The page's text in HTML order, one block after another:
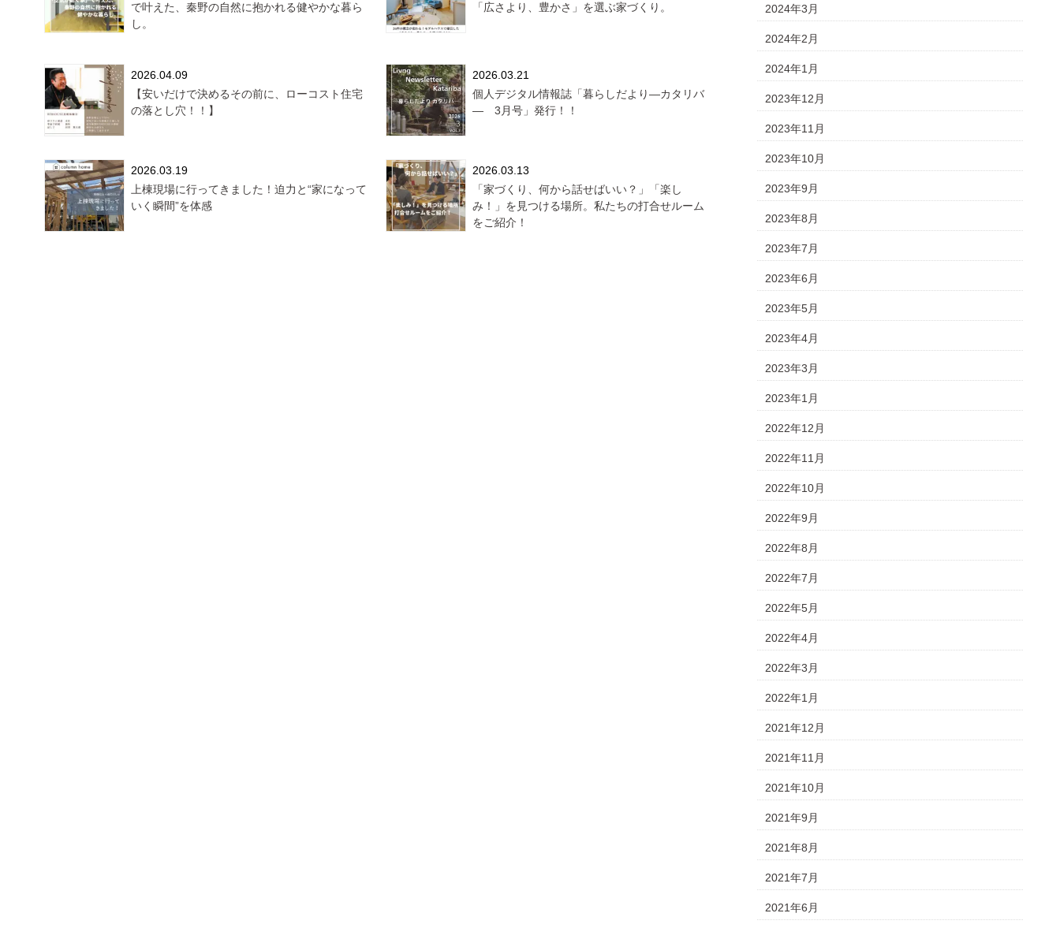
で叶えた、秦野の自然に抱かれる健やかな暮ら
し。
「広さより、豊かさ」を選ぶ家づくり。
2026.04.09
【安いだけで決めるその前に、ローコスト住宅
の落とし穴！！】
2026.03.21
個人デジタル情報誌「暮らしだより―カタリバ
― 3月号」発行！！
2026.03.19
上棟現場に行ってきました！迫力と“家になって
いく瞬間”を体感
2026.03.13
「家づくり、何から話せばいい？」「楽し
み！」を見つける場所。私たちの打合せルーム
をご紹介！
2024年3月
2024年2月
2024年1月
2023年12月
2023年11月
2023年10月
2023年9月
2023年8月
2023年7月
2023年6月
2023年5月
2023年4月
2023年3月
2023年1月
2022年12月
2022年11月
2022年10月
2022年9月
2022年8月
2022年7月
2022年5月
2022年4月
2022年3月
2022年1月
2021年12月
2021年11月
2021年10月
2021年9月
2021年8月
2021年7月
2021年6月